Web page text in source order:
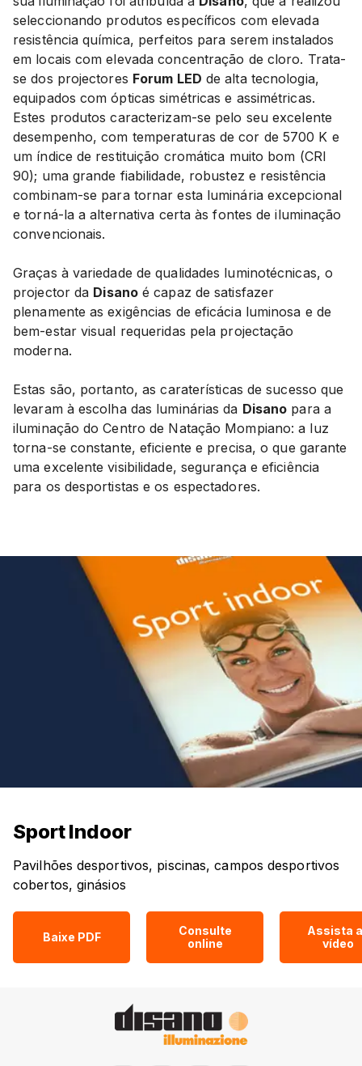
seleccionando produtos específicos com elevada
resistência química, perfeitos para serem instalados
em locais com elevada concentração de cloro. Trata-
se dos projectores Forum LED de alta tecnologia,
equipados com ópticas simétricas e assimétricas.
Estes produtos caracterizam-se pelo seu excelente
desempenho, com temperaturas de cor de 5700 K e
um índice de restituição cromática muito bom (CRI
90); uma grande fiabilidade, robustez e resistência
combinam-se para tornar esta luminária excepcional
e torná-la a alternativa certa às fontes de iluminação
convencionais.
Graças à variedade de qualidades luminotécnicas, o
projector da Disanoé capaz de satisfazer
plenamente as exigências de eficácia luminosa e de
bem-estar visual requeridas pela projectação
moderna.
Estas são, portanto, as caraterísticas de sucesso que
levaram à escolha das luminárias da Disano para a
iluminação do Centro de Natação Mompiano: a luz
torna-se constante, eficiente e precisa, o que garante
uma excelente visibilidade, segurança e eficiência
para os desportistas e os espectadores.
Sport Indoor
Pavilhões desportivos, piscinas, campos desportivos
cobertos, ginásios
Baixe PDF
Consulte
online
Assista
vídeo